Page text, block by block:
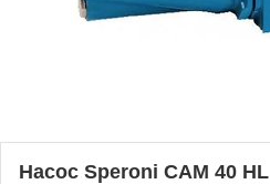
Насос Speroni CAM 40 HL